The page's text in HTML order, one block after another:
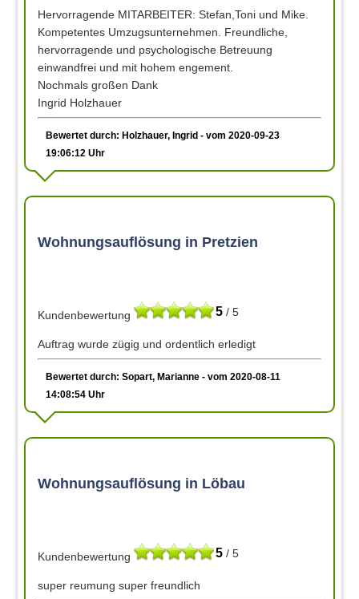
Hervorragende MITARBEITER: Stefan,Toni und Mike.
Kompetentes Umzugsunternehmen. Freundliche,
hervorragende und psychologische Betreuung
einwandfrei und mit hohem engement.
Nochmals großen Dank
Ingrid Holzhauer
Bewertet durch: Holzhauer, Ingrid - vom 2020-09-23
19:06:12 Uhr
Wohnungsauflösung in Pretzien
5 / 5
Kundenbewertung
Auftrag wurde zügig und ordentlich erledigt
Bewertet durch: Sopart, Marianne - vom 2020-08-11
14:08:54 Uhr
Wohnungsauflösung in Löbau
5 / 5
Kundenbewertung
super reumung super freundlich